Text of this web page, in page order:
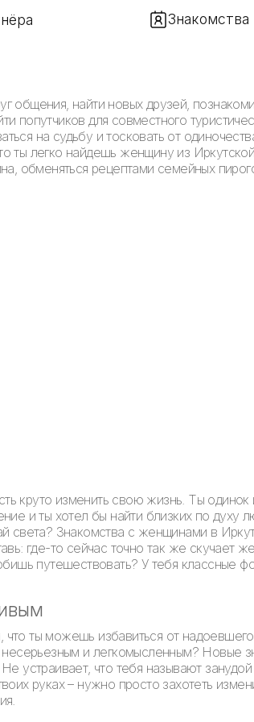
Знакомства
общения, найти новых друзей,
для совместного
на судьбу и тосковать от
ты легко найдешь женщину из
обменяться рецептами семейных
круто изменить свою жизнь. Ты
и ты хотел бы найти близких по духу
света? Знакомства с женщинами в
где-то сейчас точно так же скучает
путешествовать? У тебя классные
ты можешь избавиться от
несерьезным и легкомысленным? Новые
устраивает, что тебя называют
руках – нужно просто захотеть